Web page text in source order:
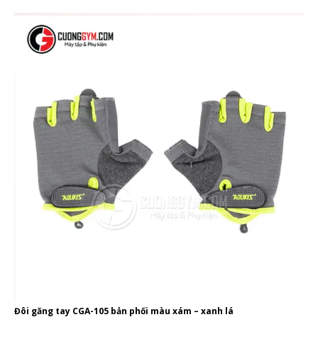
Đôi găng tay CGA-105 bản phối màu xám – xanh lá